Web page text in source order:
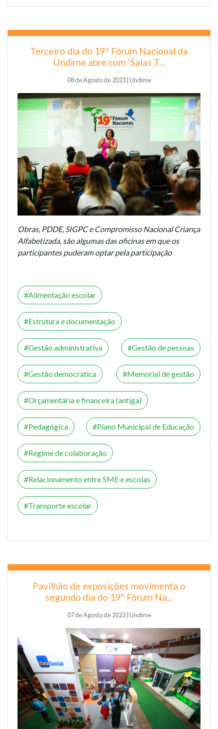
Terceiro dia do 19º Fórum Nacional da
Undime abre com ‘Salas T...
08 de Agosto de 2023 | Undime
Obras, PDDE, SIGPC e Compromisso Nacional Criança
Alfabetizada, são algumas das oficinas em que os
participantes puderam optar pela participação
Alimentação escolar
Estrutura e documentação
Gestão administrativa Gestão de pessoas
Gestão democrática Memorial de gestão
Orçamentária e financeira (antiga)
Pedagógica Plano Municipal de Educação
Regime de colaboração
Relacionamento entre SME e escolas
Transporte escolar
Pavilhão de exposições movimenta o
segundo dia do 19º Fórum Na...
07 de Agosto de 2023 | Undime